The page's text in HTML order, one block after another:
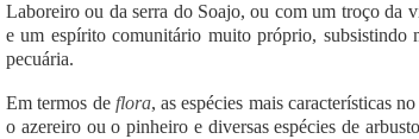
Laboreiro ou da serra do Soajo, ou com um troço da
e um espírito comunitário muito próprio, subsistindo
pecuária.
Em termos de flora, as espécies mais características
o azereiro ou o pinheiro e diversas espécies de